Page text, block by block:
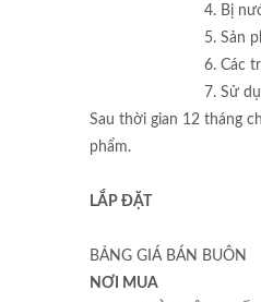
Bị
Sản
Các
Sử
Sau thời gian 12 tháng
phẩm.
LẮP ĐẶT
BẢNG GIÁ BÁN BUÔN
NƠI MUA